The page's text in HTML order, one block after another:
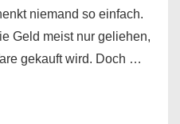
niemand so einfach.
Geld meist nur geliehen,
gekauft wird. Doch …